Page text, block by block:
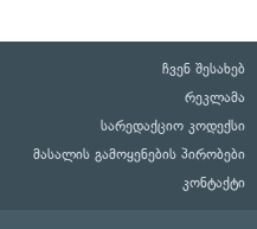
ჩვენ შესახებ
რეკლამა
სარედაქციო კოდექსი
მასალის გამოყენების პირობები
კონტაქტი